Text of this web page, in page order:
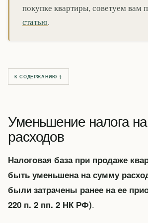
покупке квартиры, советуем вам
статью.
К СОДЕРЖАНИЮ ↑
Уменьшение налога
расходов
Налоговая база при продаже
быть уменьшена на сумму
были затрачены ранее на ее
220 п. 2 пп. 2 НК РФ).